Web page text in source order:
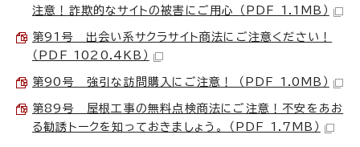
注意！詐欺的なサイトの被害にご用心 （PDF 1.1MB）
第91号 出会い系サクラサイト商法にご注意ください！
（PDF 1020.4KB）
第90号 強引な訪問購入にご注意！ （PDF 1.0MB）
第89号 屋根工事の無料点検商法にご注意！不安をあお
る勧誘トークを知っておきましょう。 （PDF 1.7MB）